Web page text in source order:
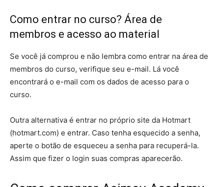
Como entrar no curso? Área de
membros e acesso ao material
Se você já comprou e não lembra como entrar na área de
membros do curso, verifique seu e-mail. Lá você
encontrará o e-mail com os dados de acesso para o
curso.
Outra alternativa é entrar no próprio site da Hotmart
(hotmart.com) e entrar. Caso tenha esquecido a senha,
aperte o botão de esqueceu a senha para recuperá-la.
Assim que fizer o login suas compras aparecerão.